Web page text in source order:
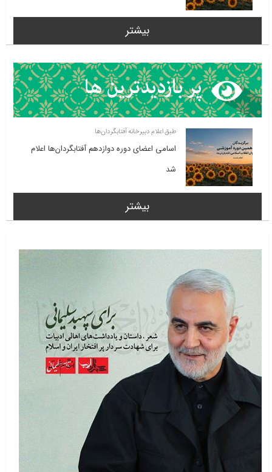
بیشتر
طبق اعلام دبیرخانه آفتابگردان‌ها
اسامی اعضای دوره دوازدهم آفتابگردان‌ها اعلام
شد
بیشتر